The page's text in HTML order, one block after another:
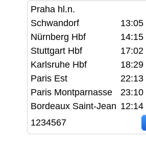
Praha hl.n.
Schwandorf
13:05
Nürnberg Hbf
14:15
Stuttgart Hbf
17:02
Karlsruhe Hbf
18:29
Paris Est
22:13
Paris Montparnasse
23:10
Bordeaux Saint-Jean 12:14
1234567